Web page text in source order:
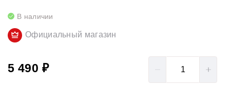
В наличии
Официальный магазин
5 490 ₽